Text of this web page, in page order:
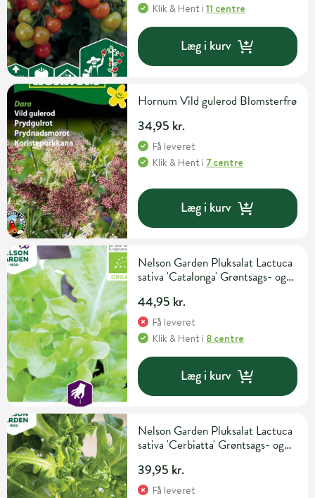
Klik & Hent i11 centre
Læg i kurv
Hornum Vild gulerod Blomsterfrø
34,95 kr.
Få leveret
Klik & Hent i 7 centre
Læg i kurv
Nelson Garden Pluksalat Lactuca
sativa 'Catalonga' Grøntsags- og
44,95 kr.
Få leveret
Klik & Hent i 8 centre
Læg i kurv
Nelson Garden Pluksalat Lactuca
sativa 'Cerbiatta' Grøntsags- og
39,95 kr.
Få leveret